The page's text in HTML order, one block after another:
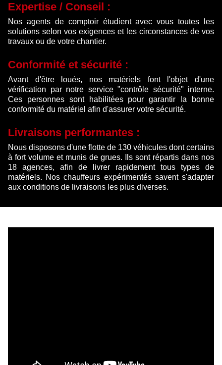
Expertise / Conseil :
Nos agents de comptoir étudient avec vous toutes les
solutions selon vos exigences et les circonstances de vos
travaux ou de votre chantier.
Conformité et sécurité :
Avant d'être loués, nos matériels font l'objet d'une
vérification par notre service "contrôle sécurité" interne.
Ces personnes sont habilitées pour garantir la bonne
conformité du matériel afin d'assurer votre sécurité.
Livraisons performantes :
Nous disposons d'une flotte de 130 véhicules dont certains
à fort volume et munis de grues. Ils sont répartis dans nos
18 agences, afin de livrer rapidement tous types de
matériels. Nos chauffeurs expérimentés savent s'adapter
aux conditions de livraisons les plus diverses.